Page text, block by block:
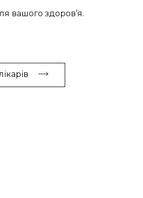
вашого здоров’я.